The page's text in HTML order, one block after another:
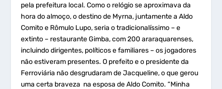
pela prefeitura local. Como o relógio se aproximava da
hora do almoço, o destino de Myrna, juntamente a Aldo
Comito e Rômulo Lupo, seria o tradicionalíssimo – e
extinto – restaurante Gimba, com 200 araraquarenses,
incluindo dirigentes, políticos e familiares – os jogadores
não estiveram presentes. O prefeito e o presidente da
Ferroviária não desgrudaram de Jacqueline, o que gerou
uma certa braveza na esposa de Aldo Comito. “Minha